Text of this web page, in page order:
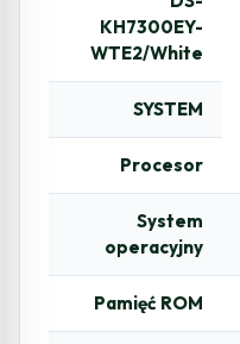
KH7300EY-
WTE2/White
SYSTEM
Procesor
System
operacyjny
Pamięć ROM